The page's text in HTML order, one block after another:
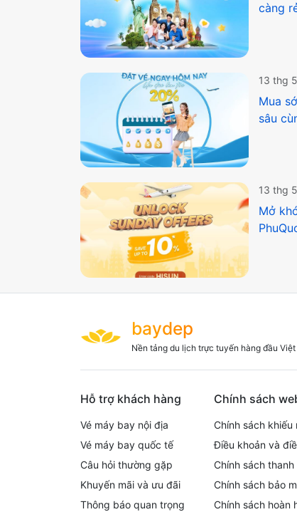
càng
13 thg
Mua
sâu
13 thg
Mở
baydep
Nền tảng du lịch trực tuyến hàng đầu Việt
Hỗ trợ khách hàng
Vé máy bay nội địa
Vé máy bay quốc tế
Câu hỏi thường gặp
Khuyến mãi và ưu đãi
Thông báo quan trọng
Chính sách
Chính sách khiếu
Điều khoản và
Chính sách thanh
Chính sách bảo
Chính sách hoàn